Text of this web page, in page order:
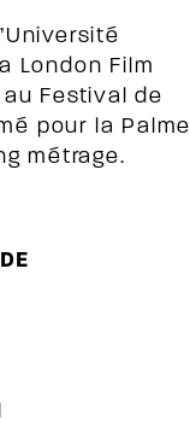
London Film
au Festival de
pour la Palme
métrage.